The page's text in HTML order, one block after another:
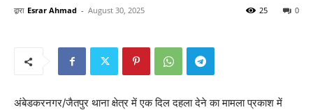
द्वारा Esrar Ahmad - August 30, 2025 0
25
अंबेडकरनगर/जैतपुर थाना क्षेत्र में एक दिल दहला देने का मामला प्रकाश में